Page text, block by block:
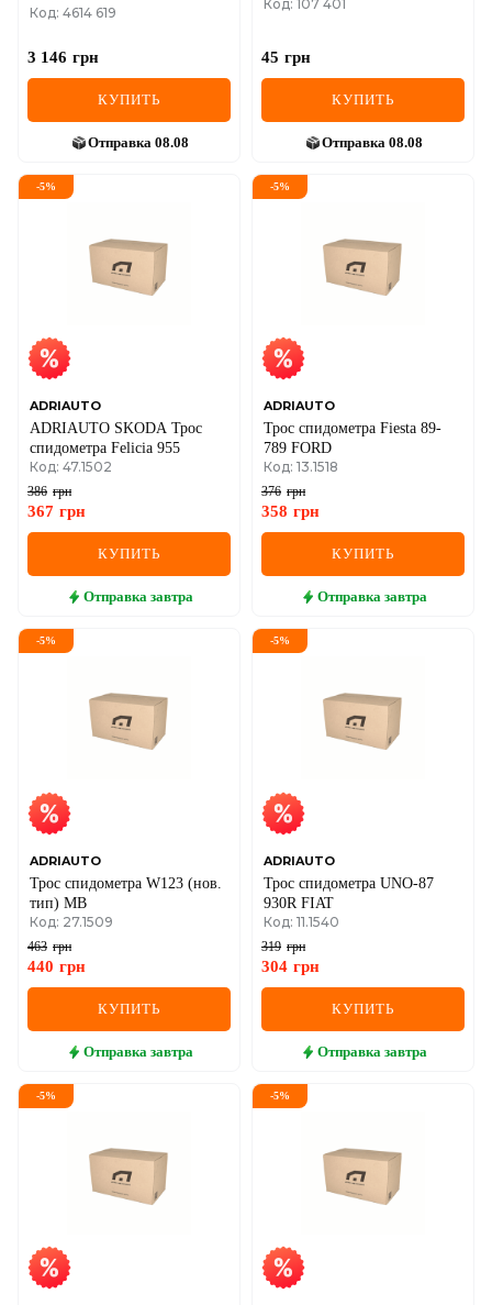
Код: 4614 619
3 146 грн
КУПИТЬ
Отправка 08.08
Код: 107 401
45 грн
КУПИТЬ
Отправка 08.08
-5%
ADRIAUTO
ADRIAUTO SKODA Трос
спидометра Felicia 955
Код: 47.1502
386 грн
367 грн
КУПИТЬ
Отправка завтра
-5%
ADRIAUTO
Трос спидометра Fiesta 89-
789 FORD
Код: 13.1518
376 грн
358 грн
КУПИТЬ
Отправка завтра
-5%
ADRIAUTO
Трос спидометра W123 (нов.
тип) MB
Код: 27.1509
463 грн
440 грн
КУПИТЬ
Отправка завтра
-5%
ADRIAUTO
Трос спидометра UNO-87
930R FIAT
Код: 11.1540
319 грн
304 грн
КУПИТЬ
Отправка завтра
-5% -5%